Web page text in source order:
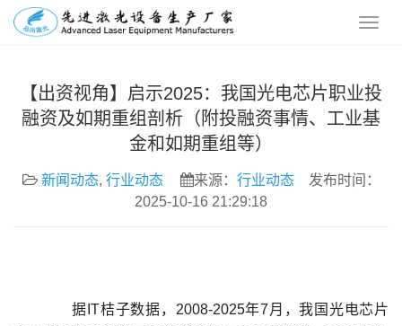
【出资视角】启示2025：我国光电芯片职业投
融资及如期重组剖析（附投融资事情、工业基
金和如期重组等）
新闻动态, 行业动态 来源： 行业动态发布时间：
2025-10-16 21:29:18